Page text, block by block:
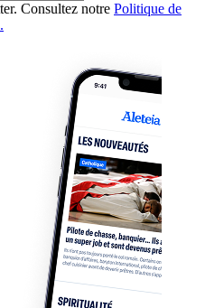
Consultez notre Politique de